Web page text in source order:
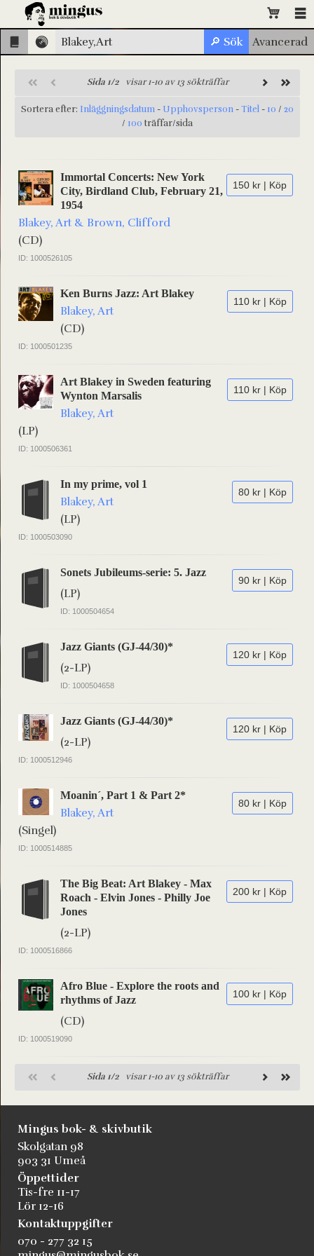
Sida 1/2visar 1-10 av 13 sökträffar
Sortera efter: Inläggningsdatum - Upphovsperson -Titel - 10 / 20
/ 100 träffar/sida
150 kr | Köp
Immortal Concerts: New York
City, Birdland Club, February 21,
1954
Blakey, Art & Brown, Clifford
(CD)
ID: 1000526105
110 kr | Köp
Ken Burns Jazz: Art Blakey
Blakey, Art
(CD)
ID: 1000501235
110 kr | Köp
Art Blakey in Sweden featuring
Wynton Marsalis
Blakey, Art
(LP)
ID: 1000506361
80 kr | Köp
In my prime, vol 1
Blakey, Art
(LP)
ID: 1000503090
90 kr | Köp
Sonets Jubileums-serie: 5. Jazz
(LP)
ID: 1000504654
120 kr | Köp
Jazz Giants (GJ-44/30)*
(2-LP)
ID: 1000504658
120 kr | Köp
Jazz Giants (GJ-44/30)*
(2-LP)
ID: 1000512946
80 kr | Köp
Moanin´, Part 1 & Part 2*
Blakey, Art
(Singel)
ID: 1000514885
200 kr | Köp
The Big Beat: Art Blakey - Max
Roach - Elvin Jones - Philly Joe
Jones
(2-LP)
ID: 1000516866
100 kr | Köp
Afro Blue - Explore the roots and
rhythms of Jazz
(CD)
ID: 1000519090
Sida 1/2visar 1-10 av 13 sökträffar
Mingus bok- & skivbutik
Skolgatan 98
903 31 Umeå
Öppettider
Tis-fre 11-17
Lör 12-16
Kontaktuppgifter
070 - 277 32 15